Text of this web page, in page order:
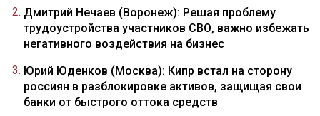
Дмитрий Нечаев (Воронеж): Решая проблему
трудоустройства участников СВО, важно избежать
негативного воздействия на бизнес
Юрий Юденков (Москва): Кипр встал на сторону
россиян в разблокировке активов, защищая свои
банки от быстрого оттока средств